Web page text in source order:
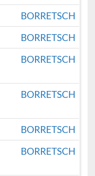
BORRETSCH
BORRETSCH
BORRETSCH
BORRETSCH
BORRETSCH
BORRETSCH